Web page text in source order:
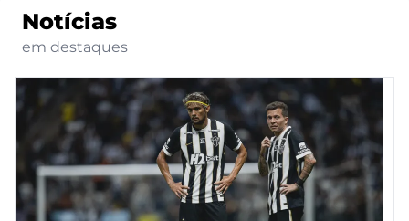
Notícias
em destaques